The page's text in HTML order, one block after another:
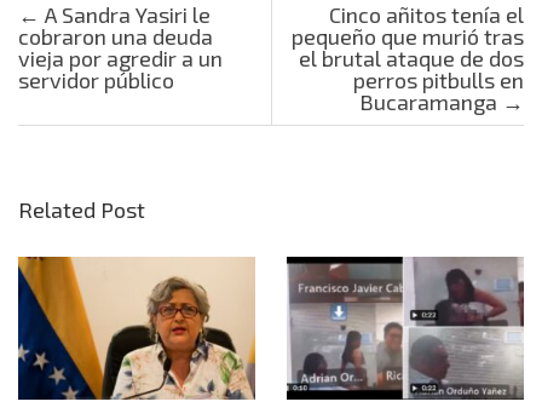
Post navigation
← A Sandra Yasiri le
cobraron una deuda
vieja por agredir a un
servidor público
Cinco añitos tenía el
pequeño que murió tras
el brutal ataque de dos
perros pitbulls en
Bucaramanga →
Related Post